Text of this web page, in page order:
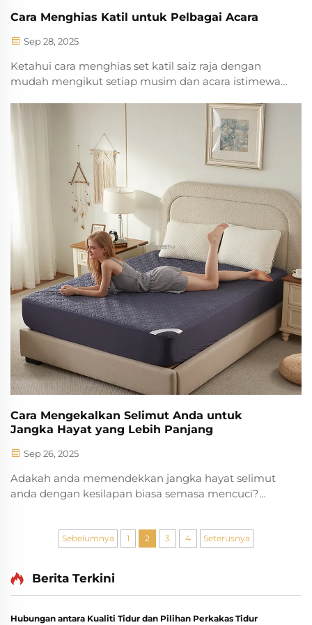
Cara Menghias Katil untuk Pelbagai Acara
Sep 28, 2025
Ketahui cara menghias set katil saiz raja dengan
mudah mengikut setiap musim dan acara istimewa.
cadar bertema meningkatkan kepuasan tetamu.
Kemas kini ruang anda hari ini.
Cara Mengekalkan Selimut Anda untuk
Jangka Hayat yang Lebih Panjang
Sep 26, 2025
Adakah anda memendekkan jangka hayat selimut
anda dengan kesilapan biasa semasa mencuci?
Pelajari petua pakar untuk mengekalkan
turun senarai semak penjagaan anda sekarang.
Sebelumnya 1 2 3 4 Seterusnya
Berita Terkini
Hubungan antara Kualiti Tidur dan Pilihan Perkakas Tidur